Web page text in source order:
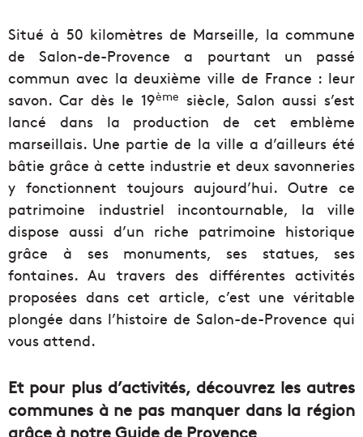
Situé à 50 kilomètres de Marseille, la commune
de Salon-de-Provence a pourtant un passé
commun avec la deuxième ville de France : leur
savon. Car dès le 19ème siècle, Salon aussi s’est
lancé dans la production de cet emblème
marseillais. Une partie de la ville a d’ailleurs été
bâtie grâce à cette industrie et deux savonneries
y fonctionnent toujours aujourd’hui. Outre ce
patrimoine industriel incontournable, la ville
dispose aussi d’un riche patrimoine historique
grâce à ses monuments, ses statues, ses
fontaines. Au travers des différentes activités
proposées dans cet article, c’est une véritable
plongée dans l’histoire de Salon-de-Provence qui
vous attend.
Et pour plus d’activités, découvrez les autres
communes à ne pas manquer dans la région
grâce à notre Guide de Provence